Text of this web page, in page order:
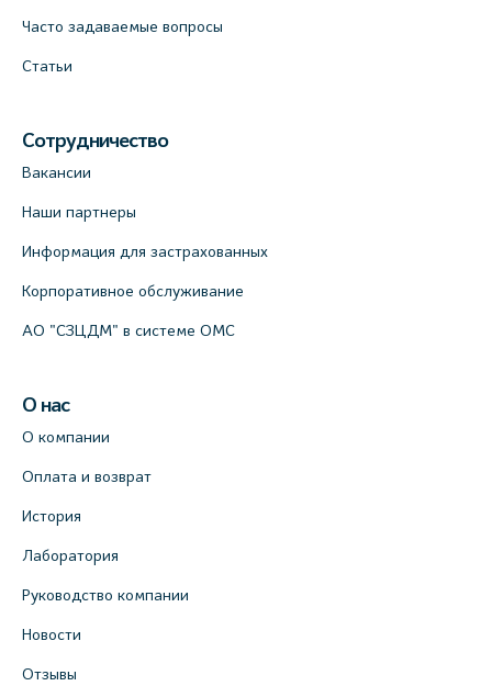
Часто задаваемые вопросы
Статьи
Сотрудничество
Вакансии
Наши партнеры
Информация для застрахованных
Корпоративное обслуживание
АО "СЗЦДМ" в системе ОМС
О нас
О компании
Оплата и возврат
История
Лаборатория
Руководство компании
Новости
Отзывы